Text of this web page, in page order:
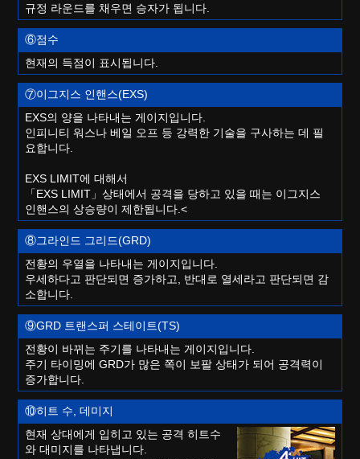
규정 라운드를 채우면 승자가 됩니다.
⑥점수
현재의 득점이 표시됩니다.
⑦이그지스 인핸스(EXS)
EXS의 양을 나타내는 게이지입니다.
인피니티 워스나 베일 오프 등 강력한 기술을 구사하는 데 필
요합니다.
EXS LIMIT에 대해서
「EXS LIMIT」상태에서 공격을 당하고 있을 때는 이그지스
인핸스의 상승량이 제한됩니다.<
⑧그라인드 그리드(GRD)
전황의 우열을 나타내는 게이지입니다.
우세하다고 판단되면 증가하고, 반대로 열세라고 판단되면 감
소합니다.
⑨GRD 트랜스퍼 스테이트(TS)
전황이 바뀌는 주기를 나타내는 게이지입니다.
주기 타이밍에 GRD가 많은 쪽이 보팔 상태가 되어 공격력이
증가합니다.
⑩히트 수, 데미지
현재 상대에게 입히고 있는 공격 히트수
와 대미지를 나타냅니다.